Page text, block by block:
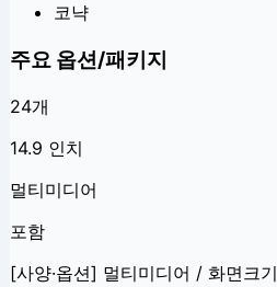
코냑
주요 옵션/패키지
24개
14.9 인치
멀티미디어
포함
[사양·옵션] 멀티미디어 / 화면크기